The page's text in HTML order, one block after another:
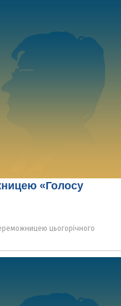
«Голосу
цьогорічного